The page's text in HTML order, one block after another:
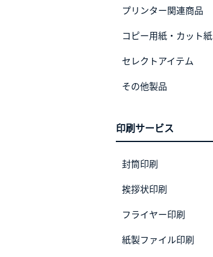
プリンター関連商品
コピー用紙・カット紙
セレクトアイテム
その他製品
印刷サービス
封筒印刷
挨拶状印刷
フライヤー印刷
紙製ファイル印刷